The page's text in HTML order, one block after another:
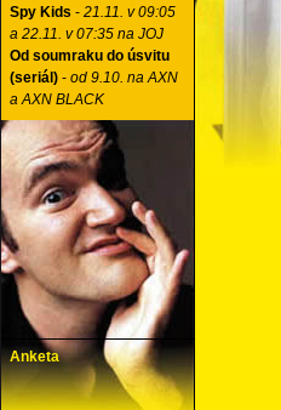
Spy Kids - 21.11. v 09:05
a 22.11. v 07:35 na JOJ
Od soumraku do úsvitu
(seriál) - od 9.10. na AXN
a AXN BLACK
Anketa